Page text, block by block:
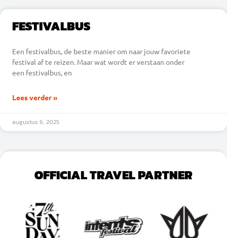
FESTIVALBUS
Een festivalbus, de beste manier om naar jouw favoriete
festival af te reizen. Maar wat wordt er verstaan onder
een festivalbus, en
Lees verder »
augustus 6, 2025
OFFICIAL TRAVEL PARTNER